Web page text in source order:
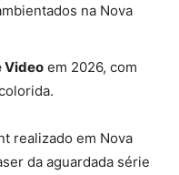
na Nova
Video em 2026, com
realizado em Nova
da aguardada série